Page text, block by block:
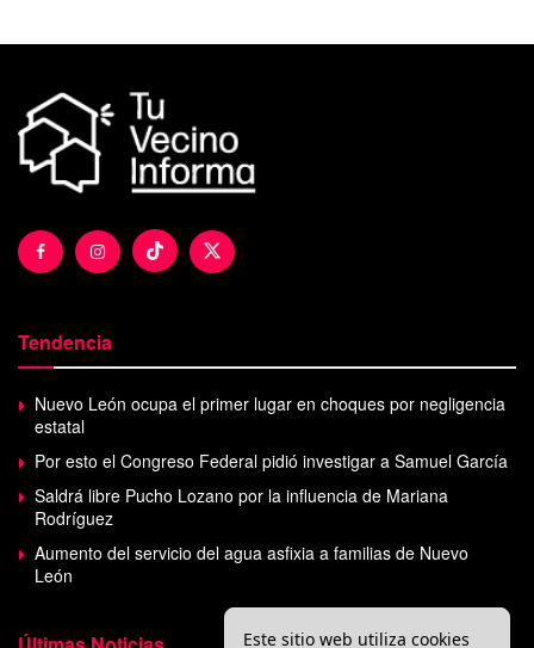
Tendencia
Nuevo León ocupa el primer lugar en choques por negligencia
estatal
Por esto el Congreso Federal pidió investigar a Samuel García
Saldrá libre Pucho Lozano por la influencia de Mariana
Rodríguez
Aumento del servicio del agua asfixia a familias de Nuevo
León
Este sitio web utiliza cookies